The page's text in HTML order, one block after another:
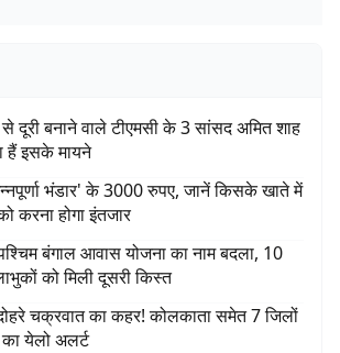
दूरी बनाने वाले टीएमसी के 3 सांसद अमित शाह
हैं इसके मायने
भंडार' के 3000 रुपए, जानें किसके खाते में
होगा इंतजार
बंगाल आवास योजना का नाम बदला, 10
को मिली दूसरी किस्त
चक्रवात का कहर! कोलकाता समेत 7 जिलों
का येलो अलर्ट